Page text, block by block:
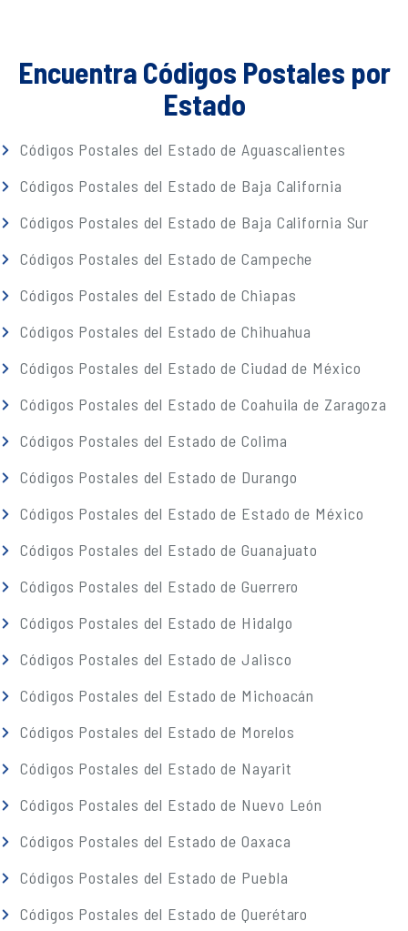
Encuentra Códigos Postales por
Estado
Códigos Postales del Estado de Aguascalientes
Códigos Postales del Estado de Baja California
Códigos Postales del Estado de Baja California Sur
Códigos Postales del Estado de Campeche
Códigos Postales del Estado de Chiapas
Códigos Postales del Estado de Chihuahua
Códigos Postales del Estado de Ciudad de México
Códigos Postales del Estado de Coahuila de Zaragoza
Códigos Postales del Estado de Colima
Códigos Postales del Estado de Durango
Códigos Postales del Estado de Estado de México
Códigos Postales del Estado de Guanajuato
Códigos Postales del Estado de Guerrero
Códigos Postales del Estado de Hidalgo
Códigos Postales del Estado de Jalisco
Códigos Postales del Estado de Michoacán
Códigos Postales del Estado de Morelos
Códigos Postales del Estado de Nayarit
Códigos Postales del Estado de Nuevo León
Códigos Postales del Estado de Oaxaca
Códigos Postales del Estado de Puebla
Códigos Postales del Estado de Querétaro